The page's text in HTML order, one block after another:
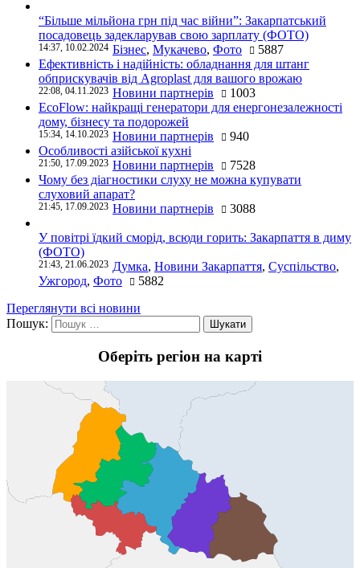
“Більше мільйона грн під час війни”: Закарпатський
посадовець задекларував свою зарплату (ФОТО)
14:37, 10.02.2024 Бізнес, Мукачево, Фото
5887
Ефективність і надійність: обладнання для штанг
обприскувачів від Agroplast для вашого врожаю
22:08, 04.11.2023 Новини партнерів
1003
EcoFlow: найкращі генератори для енергонезалежності
дому, бізнесу та подорожей
15:34, 14.10.2023 Новини партнерів
940
Особливості азійської кухні
21:50, 17.09.2023 Новини партнерів
7528
Чому без діагностики слуху не можна купувати
слуховий апарат?
21:45, 17.09.2023 Новини партнерів 3088
У повітрі їдкий сморід, всюди горить: Закарпаття в диму
(ФОТО)
21:43, 21.06.2023 Думка, Новини Закарпаття, Суспільство,
Ужгород, Фото
5882
Переглянути всі новини
Пошук:
Оберіть регіон на карті